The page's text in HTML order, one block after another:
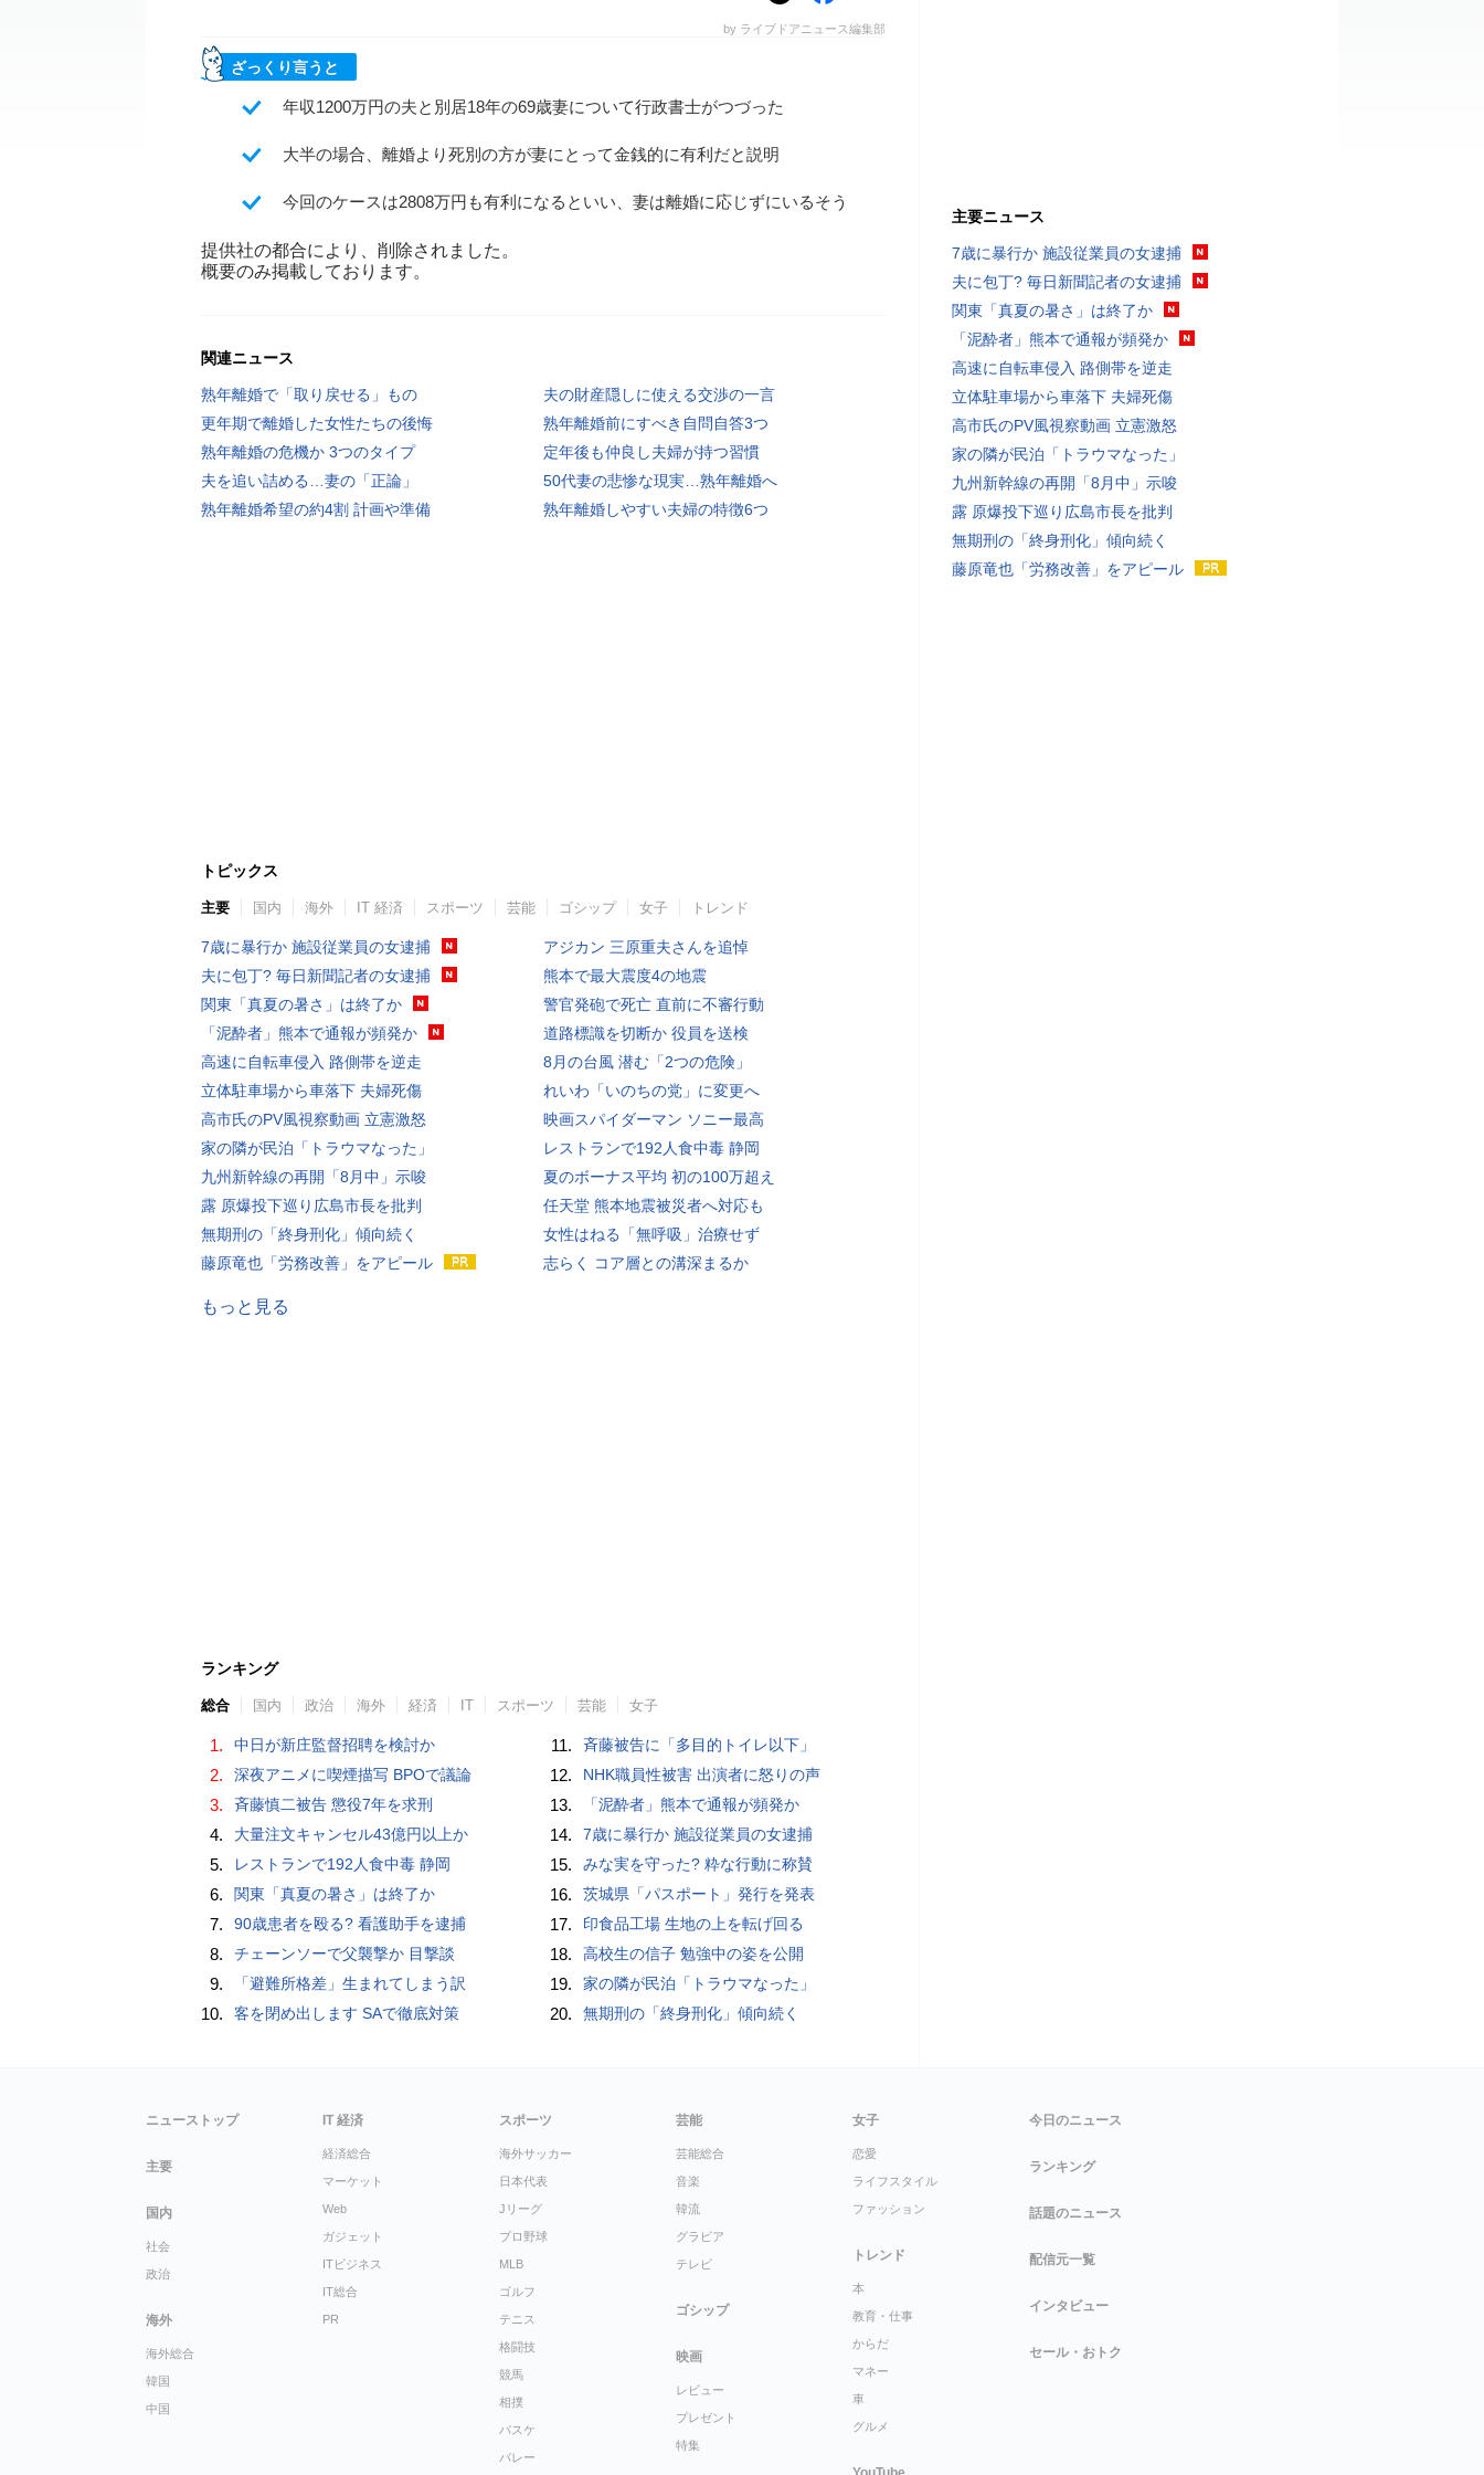
by ライブドアニュース編集部
ざっくり言うと
年収1200万円の夫と別居18年の69歳妻について行政書士がつづった
大半の場合、離婚より死別の方が妻にとって金銭的に有利だと説明
今回のケースは2808万円も有利になるといい、妻は離婚に応じずにいるそう
提供社の都合により、削除されました。
概要のみ掲載しております。
関連ニュース
熟年離婚で「取り戻せる」もの
夫の財産隠しに使える交渉の一言
更年期で離婚した女性たちの後悔
熟年離婚前にすべき自問自答3つ
熟年離婚の危機か 3つのタイプ
定年後も仲良し夫婦が持つ習慣
夫を追い詰める…妻の「正論」
50代妻の悲惨な現実…熟年離婚へ
熟年離婚希望の約4割 計画や準備
熟年離婚しやすい夫婦の特徴6つ
トピックス
主要 国内 海外 IT 経済 スポーツ 芸能 ゴシップ 女子 トレンド
7歳に暴行か 施設従業員の女逮捕
夫に包丁? 毎日新聞記者の女逮捕
関東「真夏の暑さ」は終了か
「泥酔者」熊本で通報が頻発か
高速に自転車侵入 路側帯を逆走
立体駐車場から車落下 夫婦死傷
高市氏のPV風視察動画 立憲激怒
家の隣が民泊「トラウマなった」
九州新幹線の再開「8月中」示唆
露 原爆投下巡り広島市長を批判
無期刑の「終身刑化」傾向続く
藤原竜也「労務改善」をアピール
アジカン 三原重夫さんを追悼
熊本で最大震度4の地震
警官発砲で死亡 直前に不審行動
道路標識を切断か 役員を送検
8月の台風 潜む「2つの危険」
れいわ「いのちの党」に変更へ
映画スパイダーマン ソニー最高
レストランで192人食中毒 静岡
夏のボーナス平均 初の100万超え
任天堂 熊本地震被災者へ対応も
女性はねる「無呼吸」治療せず
志らく コア層との溝深まるか
もっと見る
ランキング
総合 国内 政治 海外 経済 IT スポーツ 芸能 女子
1. 中日が新庄監督招聘を検討か
2. 深夜アニメに喫煙描写 BPOで議論
3. 斉藤慎二被告 懲役7年を求刑
4. 大量注文キャンセル43億円以上か
5. レストランで192人食中毒 静岡
6. 関東「真夏の暑さ」は終了か
7. 90歳患者を殴る? 看護助手を逮捕
8. チェーンソーで父襲撃か 目撃談
9. 「避難所格差」生まれてしまう訳
10. 客を閉め出します SAで徹底対策
11. 斉藤被告に「多目的トイレ以下」
12. NHK職員性被害 出演者に怒りの声
13. 「泥酔者」熊本で通報が頻発か
14. 7歳に暴行か 施設従業員の女逮捕
15. みな実を守った? 粋な行動に称賛
16. 茨城県「パスポート」発行を発表
17. 印食品工場 生地の上を転げ回る
18. 高校生の信子 勉強中の姿を公開
19. 家の隣が民泊「トラウマなった」
20. 無期刑の「終身刑化」傾向続く
主要ニュース
7歳に暴行か 施設従業員の女逮捕
夫に包丁? 毎日新聞記者の女逮捕
関東「真夏の暑さ」は終了か
「泥酔者」熊本で通報が頻発か
高速に自転車侵入 路側帯を逆走
立体駐車場から車落下 夫婦死傷
高市氏のPV風視察動画 立憲激怒
家の隣が民泊「トラウマなった」
九州新幹線の再開「8月中」示唆
露 原爆投下巡り広島市長を批判
無期刑の「終身刑化」傾向続く
藤原竜也「労務改善」をアピール
ニューストップ
主要
国内
社会
政治
海外
海外総合
韓国
中国
IT 経済
経済総合
マーケット
Web
ガジェット
ITビジネス
IT総合
PR
スポーツ
海外サッカー
日本代表
Jリーグ
プロ野球
MLB
ゴルフ
テニス
格闘技
競馬
相撲
バスケ
バレー
芸能
芸能総合
音楽
韓流
グラビア
テレビ
ゴシップ
映画
レビュー
プレゼント
特集
女子
恋愛
ライフスタイル
ファッション
トレンド
本
教育・仕事
からだ
マネー
車
グルメ
今日のニュース
ランキング
話題のニュース
配信元一覧
インタビュー
セール・おトク